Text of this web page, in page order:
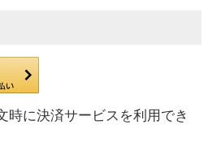
時に決済サービスを利用でき